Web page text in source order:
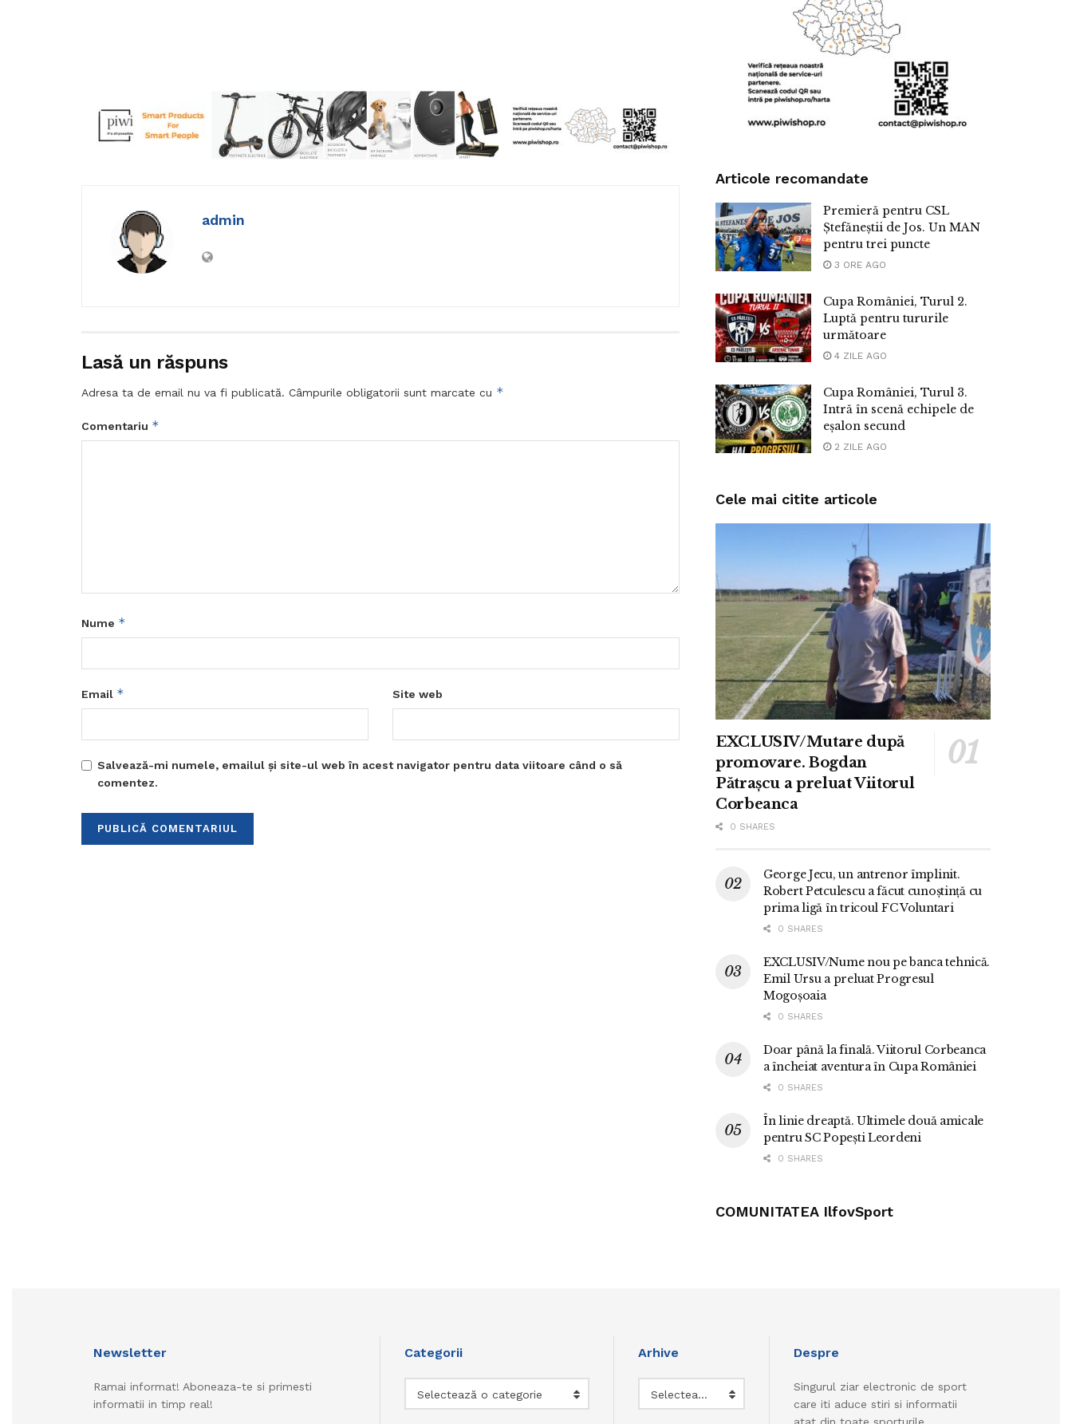
admin
Lasă un răspuns
Adresa ta de email nu va fi publicată. Câmpurile obligatorii sunt marcate cu *
Comentariu *
Nume *
Email * Site web
Salvează-mi numele, emailul și site-ul web în acest navigator pentru data viitoare când o să
comentez.
Articole recomandate
Premieră pentru CSL
Ștefăneștii de Jos. Un MAN
pentru trei puncte
3 ORE AGO
Cupa României, Turul 2.
Luptă pentru tururile
următoare
4 ZILE AGO
Cupa României, Turul 3.
Intră în scenă echipele de
eșalon secund
2 ZILE AGO
Cele mai citite articole
EXCLUSIV/Mutare după
promovare. Bogdan
Pătrașcu a preluat Viitorul
Corbeanca
0 SHARES
George Jecu, un antrenor împlinit.
Robert Petculescu a făcut cunoștință cu
prima ligă în tricoul FC Voluntari
0 SHARES
EXCLUSIV/Nume nou pe banca tehnică.
Emil Ursu a preluat Progresul
Mogoșoaia
0 SHARES
Doar până la finală. Viitorul Corbeanca
a încheiat aventura în Cupa României
0 SHARES
În linie dreaptă. Ultimele două amicale
pentru SC Popești Leordeni
0 SHARES
COMUNITATEA IlfovSport
Newsletter
Ramai informat! Aboneaza-te si primesti
informatii in timp real!
Categorii
Selectează o categorie
Arhive
Selectează luna
Despre
Singurul ziar electronic de sport
care iti aduce stiri si informatii